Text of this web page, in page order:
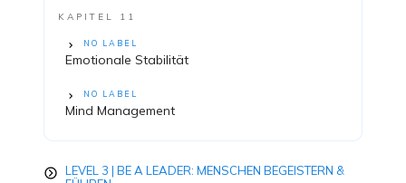
KAPITEL 11
NO LABEL
Emotionale Stabilität
NO LABEL
Mind Management
LEVEL 3 | BE A LEADER: MENSCHEN BEGEISTERN &